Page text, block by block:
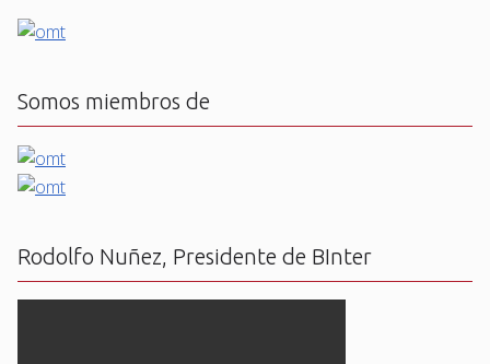
Somos miembros de
Rodolfo Nuñez, Presidente de BInter